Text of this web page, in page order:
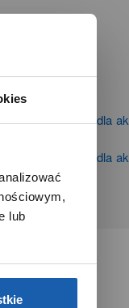
lub
dla mediów
firmowe i dla
firmowe i dla
Zibi S.A.